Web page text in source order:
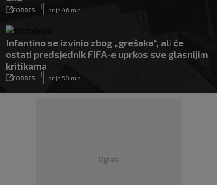
FORBES
|
prije 46 min.
Infantino se izvinio zbog „grešaka“, ali će
ostati predsjednik FIFA-e uprkos sve glasnijim
kritikama
FORBES
|
prije 50 min.
Oglas